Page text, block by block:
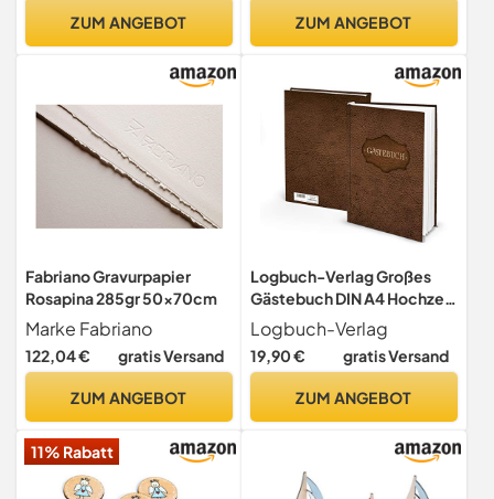
ZUM ANGEBOT
Erwachsene, Notizbuch
Inhaltsverzeichnis
ZUM ANGEBOT
Fabriano Gravurpapier
Rosapina 285gr 50x70cm
Marke Fabriano
122,04 € gratis Versand
ZUM ANGEBOT
Logbuch-Verlag Großes
Gästebuch DIN A4 Hochzeit
Hochzeitsgästebuch in
Lederoptik Ferienwohnung
Hotel Gäste vintage braun
Logbuch-Verlag
19,90 € gratis Versand
ZUM ANGEBOT
11% Rabatt